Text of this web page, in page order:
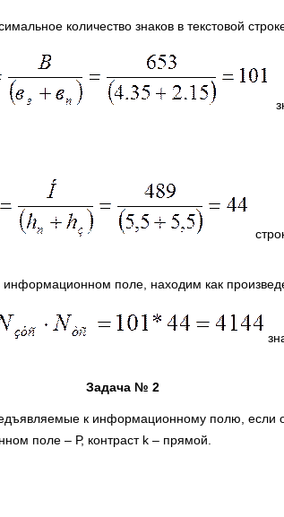
количество знаков в текстовой
поле, находим как
Задача № 2
к информационному полю, если
поле – Р, контраст k – прямой.